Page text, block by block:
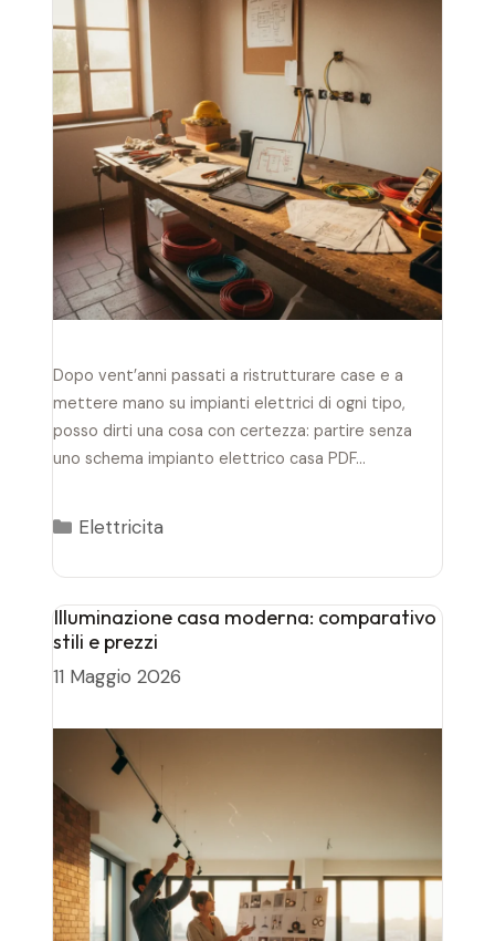
Dopo vent’anni passati a ristrutturare case e a
mettere mano su impianti elettrici di ogni tipo,
posso dirti una cosa con certezza: partire senza
uno schema impianto elettrico casa PDF…
Categorie
Elettricita
Illuminazione casa moderna: comparativo
stili e prezzi
11 Maggio 2026